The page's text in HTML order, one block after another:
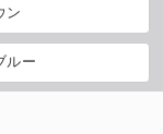
ン
ルー